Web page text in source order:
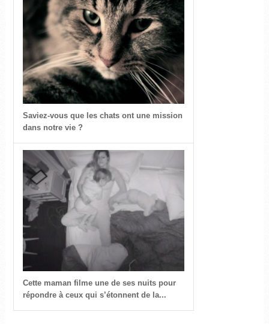
Saviez-vous que les chats ont une mission
dans notre vie ?
Cette maman filme une de ses nuits pour
répondre à ceux qui s’étonnent de la...